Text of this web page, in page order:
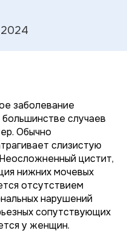
заболевание
случаев
Обычно
слизистую
цистит,
нижних мочевых
отсутствием
нарушений
сопутствующих
у женщин.